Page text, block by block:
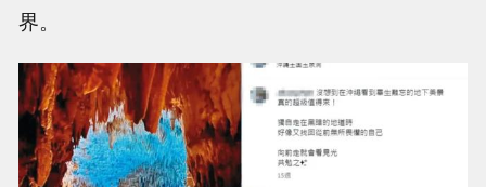
界。